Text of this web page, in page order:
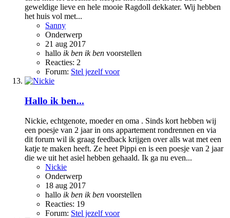
geweldige lieve en hele mooie Ragdoll dekkater. Wij hebben
het huis vol met...
Sanny
Onderwerp
21 aug 2017
hallo ik ben ik ben voorstellen
Reacties: 2
Forum: Stel jezelf voor
Hallo ik ben...
Nickie, echtgenote, moeder en oma . Sinds kort hebben wij
een poesje van 2 jaar in ons appartement rondrennen en via
dit forum wil ik graag feedback krijgen over alls wat met een
katje te maken heeft. Ze heet Pippi en is een poesje van 2 jaar
die we uit het asiel hebben gehaald. Ik ga nu even...
Nickie
Onderwerp
18 aug 2017
hallo ik ben ik ben voorstellen
Reacties: 19
Forum: Stel jezelf voor